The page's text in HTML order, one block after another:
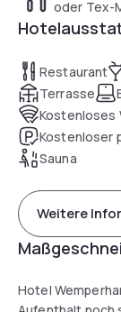
oder Tex-
Restaurant
Terrasse
Kostenloses
Kostenloser
Sauna
Weitere
Hotel